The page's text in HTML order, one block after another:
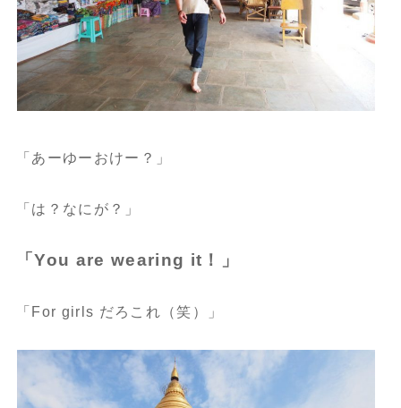
「あーゆーおけー？」
「は？なにが？」
「You are wearing it！」
「For girls だろこれ（笑）」